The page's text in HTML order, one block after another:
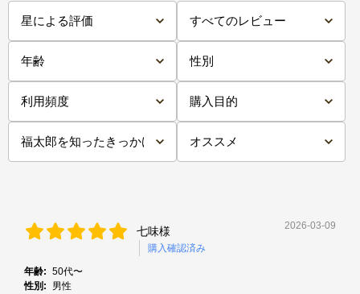
七味様
購入確認済み
2026-03-09
年齢: 50代〜
性別:
男性